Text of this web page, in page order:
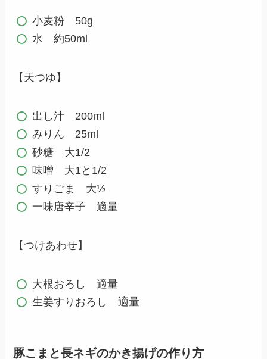
小麦粉 50g
水 約50ml
【天つゆ】
出し汁 200ml
みりん 25ml
砂糖 大1/2
味噌 大1と1/2
すりごま 大½
一味唐辛子 適量
【つけあわせ】
大根おろし 適量
生姜すりおろし 適量
豚こまと長ネギのかき揚げの作り方